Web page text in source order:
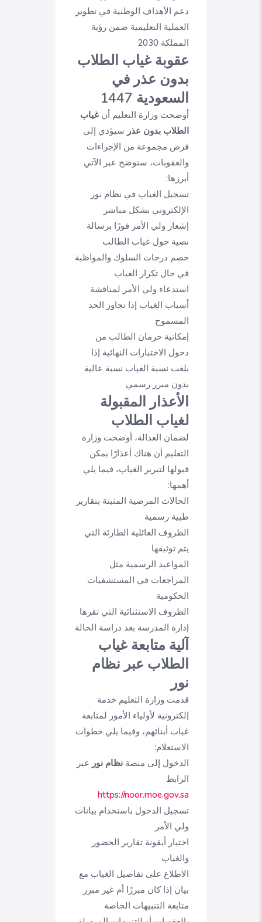
دعم الأهداف الوطنية في تطوير
العملية التعليمية ضمن رؤية
المملكة 2030
عقوبة غياب الطلاب
بدون عذر في
السعودية 1447
أوضحت وزارة التعليم أن غياب
الطلاب بدون عذر سيؤدي إلى
فرض مجموعة من الإجراءات
والعقوبات، سنوضح عبر الآتي
أبرزها:
تسجيل الغياب في نظام نور
الإلكتروني بشكل مباشر
إشعار ولي الأمر فورًا برسالة
نصية حول غياب الطالب
خصم درجات السلوك والمواظبة
في حال تكرار الغياب
استدعاء ولي الأمر لمناقشة
أسباب الغياب إذا تجاوز الحد
المسموح
إمكانية حرمان الطالب من
دخول الاختبارات النهائية إذا
بلغت نسبة الغياب نسبة عالية
بدون مبرر رسمي
الأعذار المقبولة
لغياب الطلاب
لضمان العدالة، أوضحت وزارة
التعليم أن هناك أعذارًا يمكن
قبولها لتبرير الغياب، فيما يلي
أهمها:
الحالات المرضية المثبتة بتقارير
طبية رسمية
الظروف العائلية الطارئة التي
يتم توثيقها
المواعيد الرسمية مثل
المراجعات في المستشفيات
الحكومية
الظروف الاستثنائية التي تقرها
إدارة المدرسة بعد دراسة الحالة
آلية متابعة غياب
الطلاب عبر نظام
نور
قدمت وزارة التعليم خدمة
إلكترونية لأولياء الأمور لمتابعة
غياب أبنائهم، وفيما يلي خطوات
الاستعلام:
الدخول إلى منصة نظام نور عبر
الرابط
https://noor.moe.gov.sa
تسجيل الدخول باستخدام بيانات
ولي الأمر
اختيار أيقونة تقارير الحضور
والغياب
الاطلاع على تفاصيل الغياب مع
بيان إذا كان مبررًا أم غير مبرر
متابعة التنبيهات الخاصة